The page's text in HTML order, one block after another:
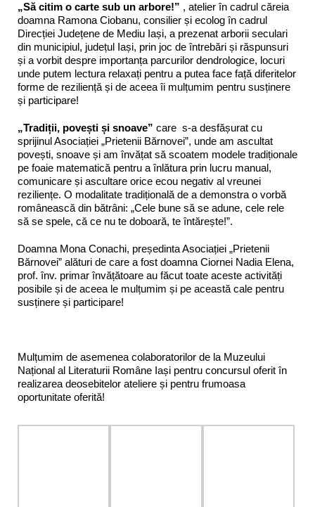
„Să citim o carte sub un arbore!” , atelier în cadrul căreia
doamna Ramona Ciobanu, consilier și ecolog în cadrul
Direcției Județene de Mediu Iași, a prezenat arborii seculari
din municipiul, județul Iași, prin joc de întrebări și răspunsuri
și a vorbit despre importanța parcurilor dendrologice, locuri
unde putem lectura relaxați pentru a putea face față diferitelor
forme de reziliență și de aceea îi mulțumim pentru susținere
și participare!
„Tradiții, povești și snoave” care s-a desfășurat cu
sprijinul Asociației „Prietenii Bărnovei”, unde am ascultat
povești, snoave și am învățat să scoatem modele tradiționale
pe foaie matematică pentru a înlătura prin lucru manual,
comunicare și ascultare orice ecou negativ al vreunei
reziliențe. O modalitate tradițională de a demonstra o vorbă
românească din bătrâni: „Cele bune să se adune, cele rele
să se spele, că ce nu te doboară, te întărește!”.
Doamna Mona Conachi, președinta Asociației „Prietenii
Bărnovei” alături de care a fost doamna Ciornei Nadia Elena,
prof. înv. primar învățătoare au făcut toate aceste activități
posibile și de aceea le mulțumim și pe această cale pentru
susținere și participare!
Mulțumim de asemenea colaboratorilor de la Muzeului
Național al Literaturii Române Iași pentru concursul oferit în
realizarea deosebitelor ateliere și pentru frumoasa
oportunitate oferită!